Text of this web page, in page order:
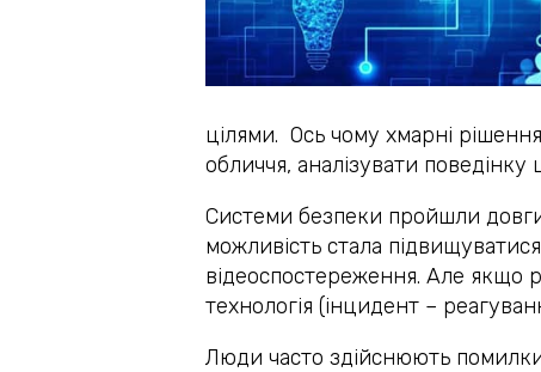
цілями. Ось чому хмарні
обличчя, аналізувати поведінку
Системи безпеки пройшли
можливість стала
відеоспостереження. Але якщо
технологія (інцидент –
Люди часто здійснюють помилки: